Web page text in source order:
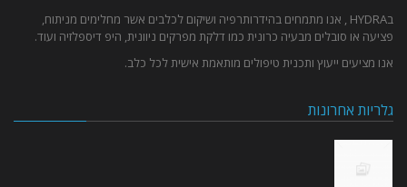
בHYDRA , אנו מתמחים בהידרותרפיה ושיקום לכלבים אשר מחלימים מניתוח,
פציעה או סובלים מבעיה כרונית כמו דלקת מפרקים ניוונית, היפ דיספלזיה ועוד.
אנו מציעים ייעוץ ותכנית טיפולים מותאמת אישית לכל כלב.
גלריות אחרונות